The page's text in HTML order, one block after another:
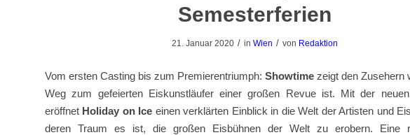
Semesterferien
21. Januar 2020 / in Wien / von Redaktion
Vom ersten Casting bis zum Premierentriumph: Showtime zeigt den Zusehern
Weg zum gefeierten Eiskunstläufer einer großen Revue ist. Mit der
eröffnet Holiday on Ice einen verklärten Einblick in die Welt der Artisten und
deren Traum es ist, die großen Eisbühnen der Welt zu erobern. Eine